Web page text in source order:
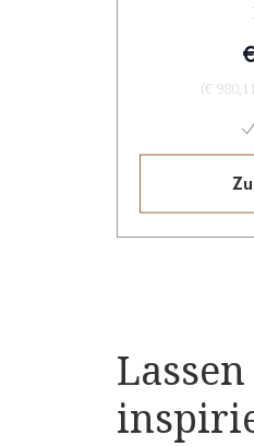
(€ 980,11